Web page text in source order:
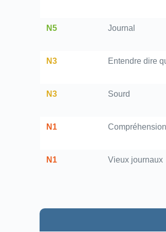
N5 Journal
N3 Entendre dire
N3 Sourd
N1
N1 Vieux journaux